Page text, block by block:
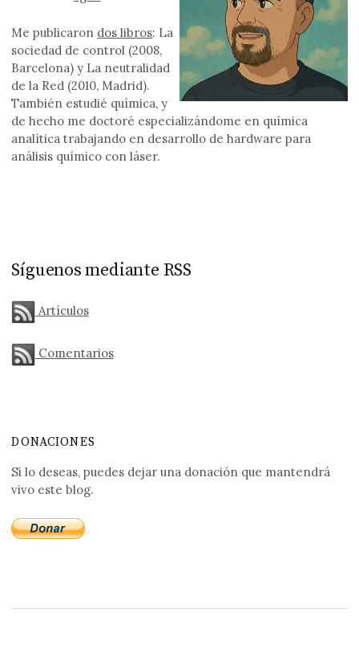
Me publicaron dos libros: La
sociedad de control (2008,
Barcelona) y La neutralidad
de la Red (2010, Madrid).
También estudié química, y
de hecho me doctoré especializándome en química
analítica trabajando en desarrollo de hardware para
análisis químico con láser.
Síguenos mediante RSS
Artículos
Comentarios
DONACIONES
Si lo deseas, puedes dejar una donación que mantendrá
vivo este blog.